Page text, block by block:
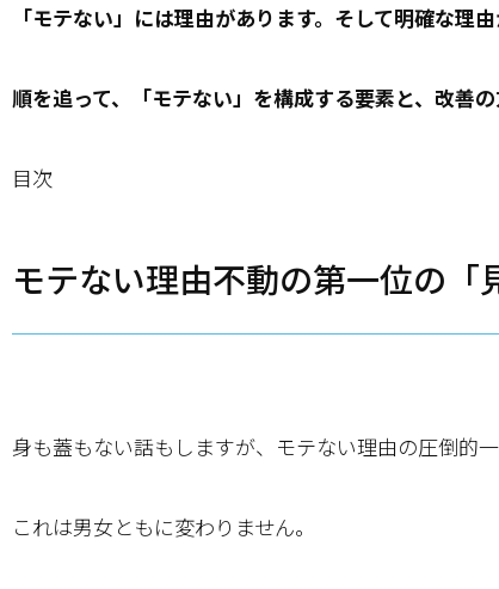
「モテない」には理由があります。そして明確な理
順を追って、「モテない」を構成する要素と、改善の
目次
モテない理由不動の第一位の「
身も蓋もない話もしますが、モテない理由の圧倒的一
これは男女ともに変わりません。